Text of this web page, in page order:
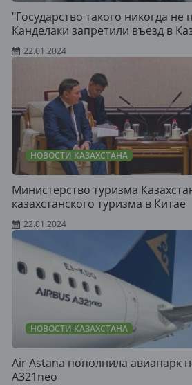
"Государство такого никогда
Канделаки запретили въезд в
22.01.2024
НОВОСТИ КАЗАХСТАНА
Министерство туризма
казахстанского туризма в Китае
22.01.2024
НОВОСТИ КАЗАХСТАНА
Air Astana пополнила авиапарк
A321neo